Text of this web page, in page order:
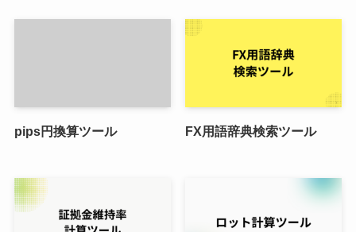
pips円換算ツール FX用語辞典検索ツール